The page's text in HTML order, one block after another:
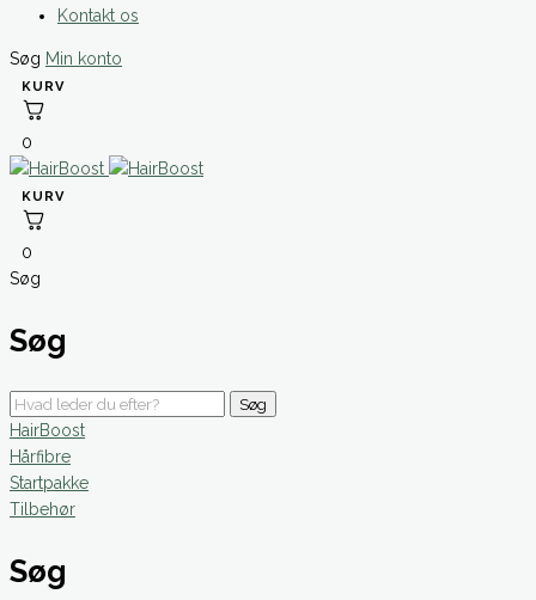
Kontakt os
Søg Min konto
0
0
Søg
Søg
Søg
HairBoost
Hårfibre
Startpakke
Tilbehør
Søg